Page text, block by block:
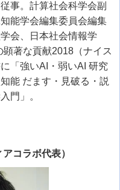
事。計算社会科学会副
能学会編集委員会編集
会、日本社会情報学
顕著な貢献2018 （ナイス
「強いAI ・弱いAI 研究
能 だます・見破る・説
門」。
コラボ代表）